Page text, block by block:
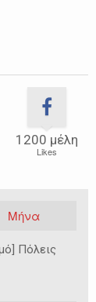
1200 μέλη
Likes
Μήνα
Πόλεις